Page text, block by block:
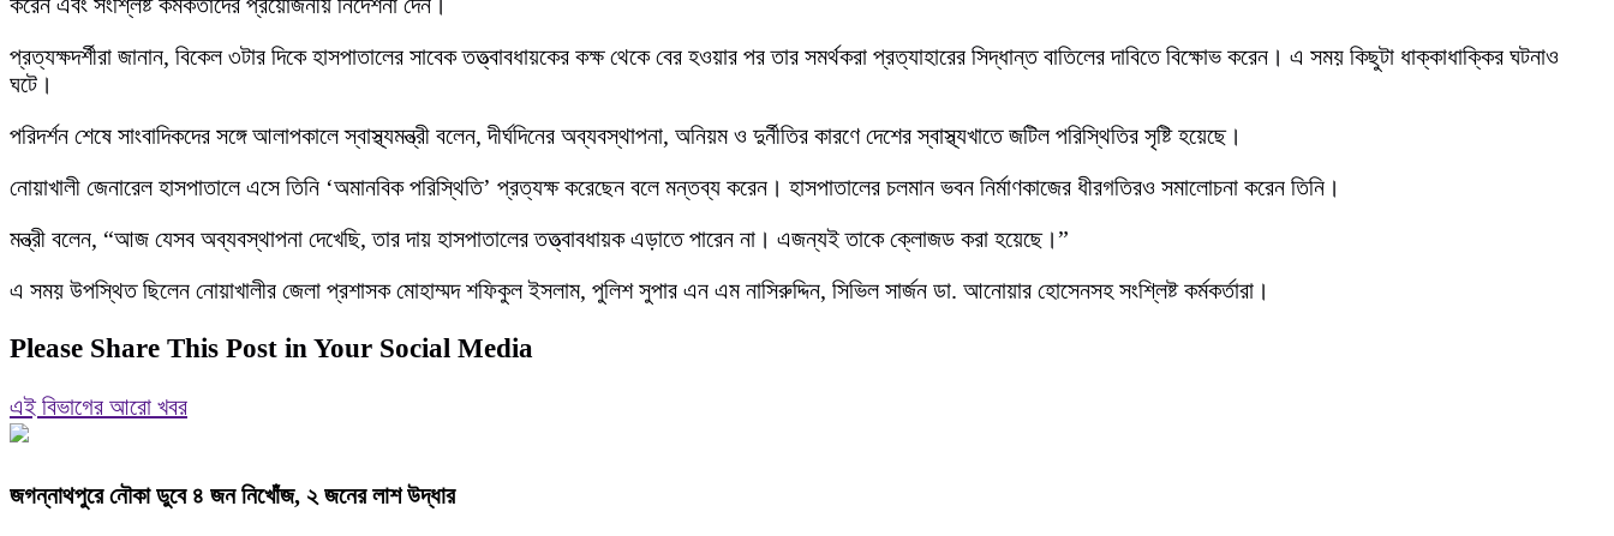
প্রত্যক্ষদর্শীরা জানান, বিকেল ৩টার দিকে হাসপাতালের সাবেক তত্ত্বাবধায়কের কক্ষ থেকে বের হওয়ার পর তার সমর্থকরা প্রত্যাহারের সিদ্ধান্ত বাতিলের দাবিতে বিক্ষোভ করেন। এ সময় কিছুটা ধাক্কাধাক্কির ঘটনাও
ঘটে।
পরিদর্শন শেষে সাংবাদিকদের সঙ্গে আলাপকালে স্বাস্থ্যমন্ত্রী বলেন, দীর্ঘদিনের অব্যবস্থাপনা, অনিয়ম ও দুর্নীতির কারণে দেশের স্বাস্থ্যখাতে জটিল পরিস্থিতির সৃষ্টি হয়েছে।
নোয়াখালী জেনারেল হাসপাতালে এসে তিনি ‘অমানবিক পরিস্থিতি’ প্রত্যক্ষ করেছেন বলে মন্তব্য করেন। হাসপাতালের চলমান ভবন নির্মাণকাজের ধীরগতিরও সমালোচনা করেন তিনি।
মন্ত্রী বলেন, “আজ যেসব অব্যবস্থাপনা দেখেছি, তার দায় হাসপাতালের তত্ত্বাবধায়ক এড়াতে পারেন না। এজন্যই তাকে ক্লোজড করা হয়েছে।”
এ সময় উপস্থিত ছিলেন নোয়াখালীর জেলা প্রশাসক মোহাম্মদ শফিকুল ইসলাম, পুলিশ সুপার এন এম নাসিরুদ্দিন, সিভিল সার্জন ডা. আনোয়ার হোসেনসহ সংশ্লিষ্ট কর্মকর্তারা।
Please Share This Post in Your Social Media
এই বিভাগের আরো খবর
জগন্নাথপুরে নৌকা ডুবে ৪ জন নিখোঁজ, ২ জনের লাশ উদ্ধার